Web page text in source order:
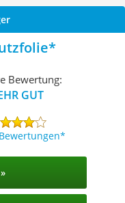
Bewertung:
GUT